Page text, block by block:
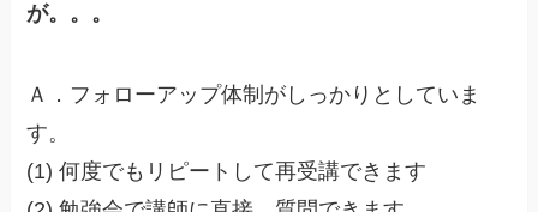
が。。。
Ａ．フォローアップ体制がしっかりとしていま
す。
(1) 何度でもリピートして再受講できます